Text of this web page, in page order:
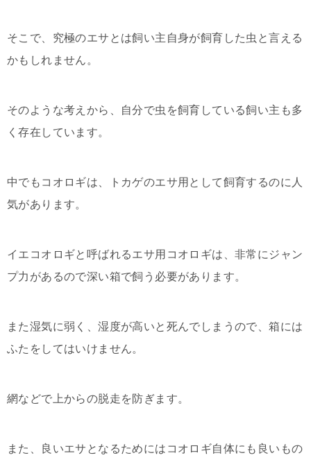
そこで、究極のエサとは飼い主自身が飼育した虫と言える
かもしれません。
そのような考えから、自分で虫を飼育している飼い主も多
く存在しています。
中でもコオロギは、トカゲのエサ用として飼育するのに人
気があります。
イエコオロギと呼ばれるエサ用コオロギは、非常にジャン
プ力があるので深い箱で飼う必要があります。
また湿気に弱く、湿度が高いと死んでしまうので、箱には
ふたをしてはいけません。
網などで上からの脱走を防ぎます。
また、良いエサとなるためにはコオロギ自体にも良いもの